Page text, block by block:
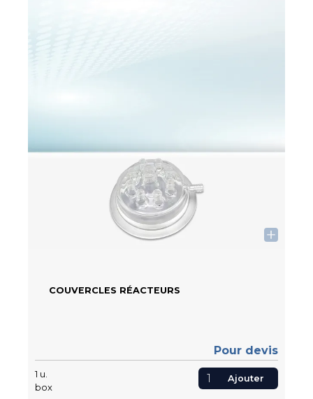
COUVERCLES RÉACTEURS
1 u.
box
Pour devis
Ajouter